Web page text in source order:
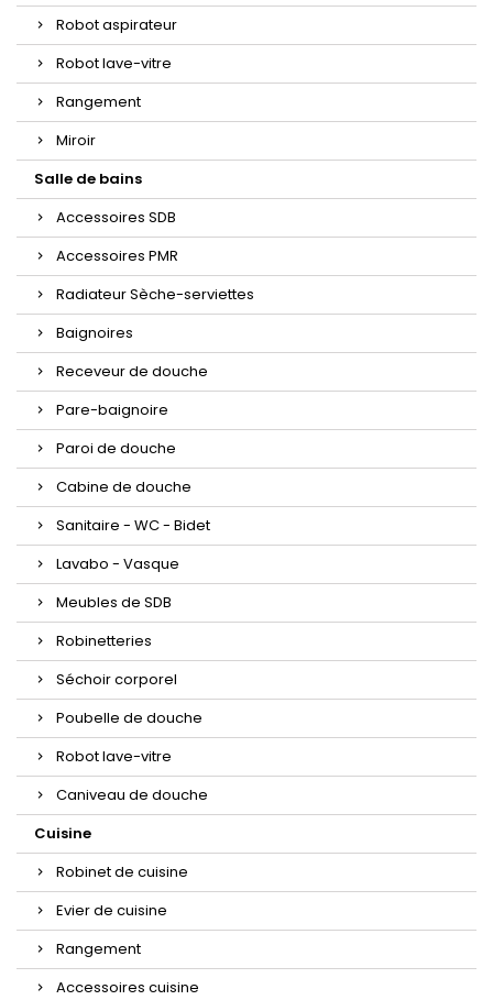
Robot aspirateur
Robot lave-vitre
Rangement
Miroir
Salle de bains
Accessoires SDB
Accessoires PMR
Radiateur Sèche-serviettes
Baignoires
Receveur de douche
Pare-baignoire
Paroi de douche
Cabine de douche
Sanitaire - WC - Bidet
Lavabo - Vasque
Meubles de SDB
Robinetteries
Séchoir corporel
Poubelle de douche
Robot lave-vitre
Caniveau de douche
Cuisine
Robinet de cuisine
Evier de cuisine
Rangement
Accessoires cuisine